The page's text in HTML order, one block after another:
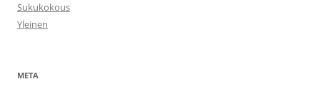
Sukukokous
Yleinen
META